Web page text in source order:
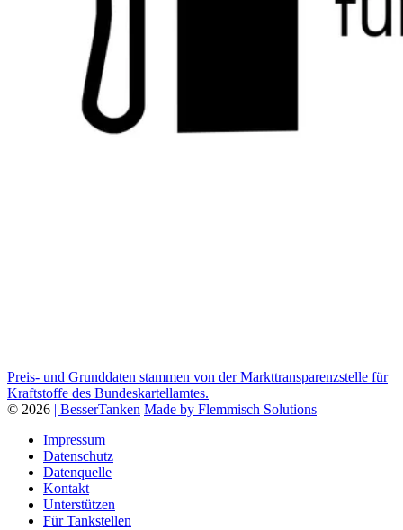
Preis- und Grunddaten stammen von der Markttransparenzstelle für
Kraftstoffe des Bundeskartellamtes.
© 2026 | BesserTanken Made by Flemmisch Solutions
Impressum
Datenschutz
Datenquelle
Kontakt
Unterstützen
Für Tankstellen